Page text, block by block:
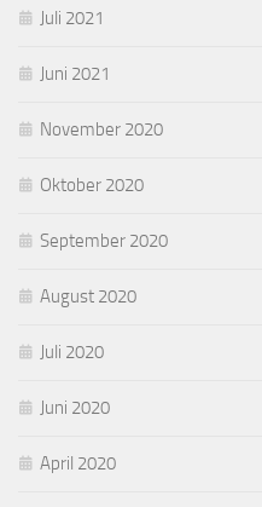
Juli 2021
Juni 2021
November 2020
Oktober 2020
September 2020
August 2020
Juli 2020
Juni 2020
April 2020